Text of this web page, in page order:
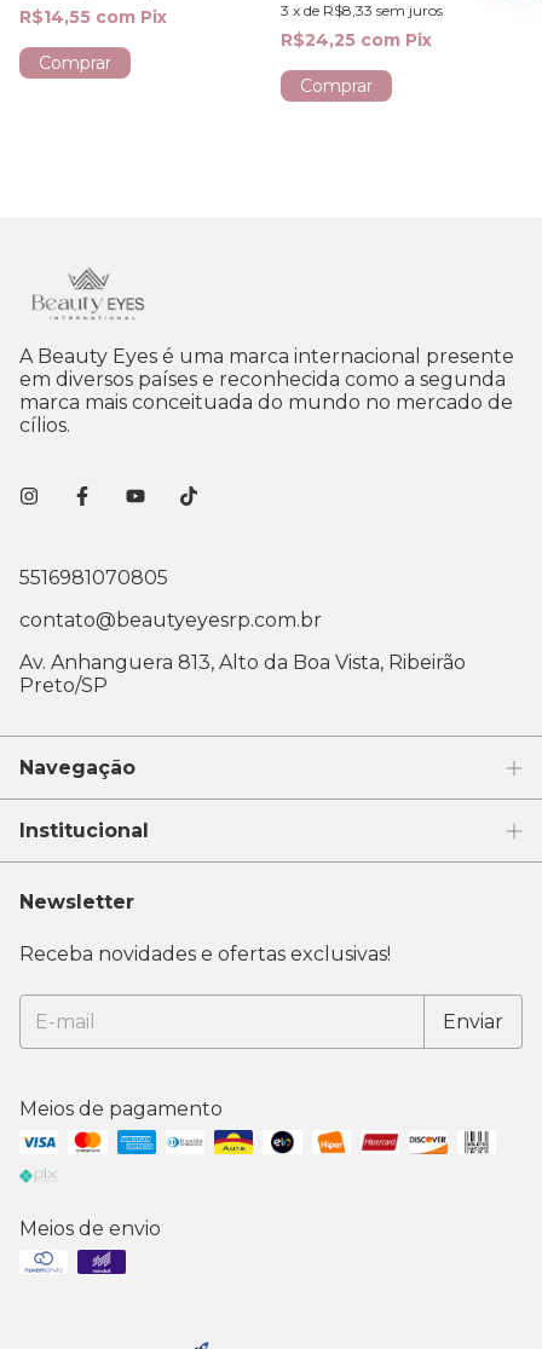
R$14,55 com Pix
Comprar
3 x de R$8,33 sem juros
R$24,25 com Pix
Comprar
A Beauty Eyes é uma marca internacional presente
em diversos países e reconhecida como a segunda
marca mais conceituada do mundo no mercado de
cílios.
5516981070805
contato@beautyeyesrp.com.br
Av. Anhanguera 813, Alto da Boa Vista, Ribeirão
Preto/SP
Navegação
Institucional
Newsletter
Receba novidades e ofertas exclusivas!
Meios de pagamento
Meios de envio